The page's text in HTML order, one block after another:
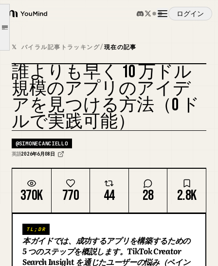
YouMind
ログイン
概要
ユースケース
スキル
プロンプト
料金
ダウンロード
ブログ
更新情報
Article outline
3. 構築する前にオーディエンスを研究する
5. プロモーション
ファウンダー主導の UGC
広告と UGC
終わりに
𝕏 バイラル記事トラッキング/現在の記事
カバーをリミックス
誰よりも早く 10 万ドル
規模のアプリのアイデ
アを見つける方法（0 ド
ルで実践可能）
@SIMONECANCIELLO
英語2026年6月08日
370K 770 44 28 2.8K
TL;DR
本ガイドでは、成功するアプリを構築するための
5 つのステップを概説します。TikTok Creator
Search Insight を通じたユーザーの悩み（ペイン